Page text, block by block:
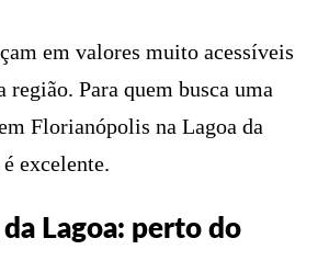
em valores muito acessíveis
região. Para quem busca uma
Florianópolis na Lagoa da
excelente.
Lagoa: perto do